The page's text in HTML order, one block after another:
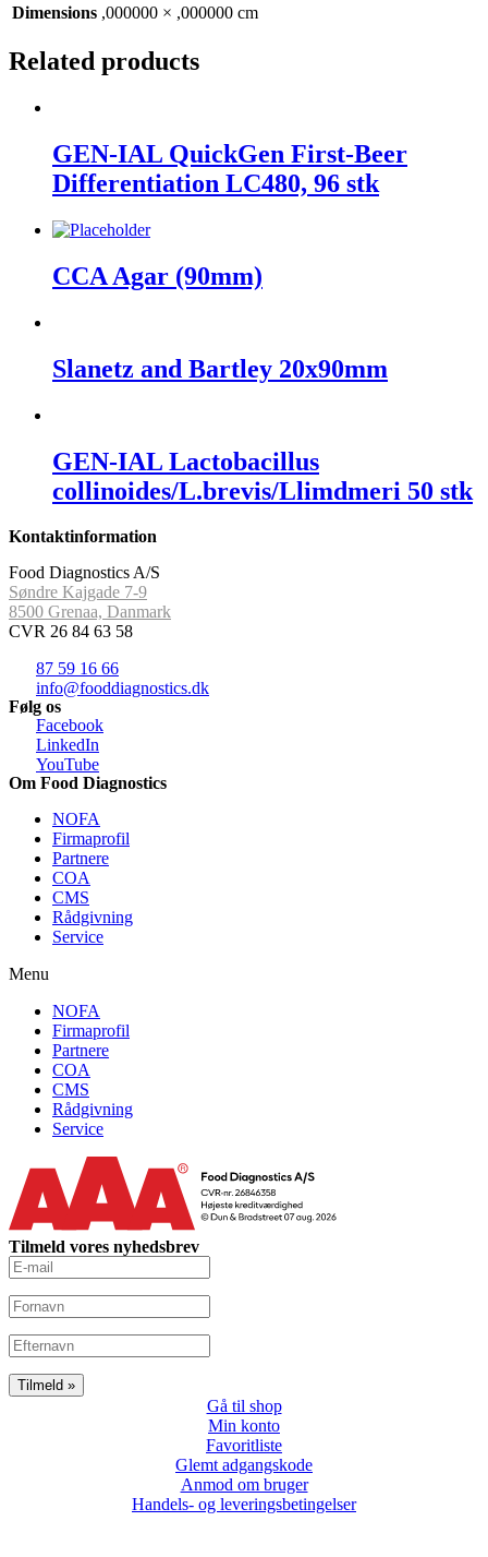
Dimensions ,000000 × ,000000 cm
Related products
GEN-IAL QuickGen First-Beer
Differentiation LC480, 96 stk
CCA Agar (90mm)
Slanetz and Bartley 20x90mm
GEN-IAL Lactobacillus
collinoides/L.brevis/Llimdmeri 50 stk
Kontaktinformation
Food Diagnostics A/S
Søndre Kajgade 7-9
8500 Grenaa, Danmark
CVR 26 84 63 58
87 59 16 66
info@fooddiagnostics.dk
Følg os
Facebook
LinkedIn
YouTube
Om Food Diagnostics
NOFA
Firmaprofil
Partnere
COA
CMS
Rådgivning
Service
Menu
NOFA
Firmaprofil
Partnere
COA
CMS
Rådgivning
Service
Tilmeld vores nyhedsbrev
Gå til shop
Min konto
Favoritliste
Glemt adgangskode
Anmod om bruger
Handels- og leveringsbetingelser